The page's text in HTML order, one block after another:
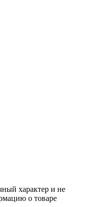
характер и не
о товаре